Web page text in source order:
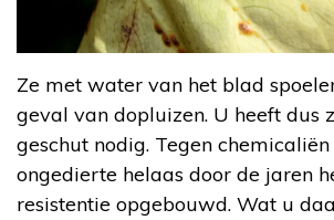
Ze met water van het blad
geval van dopluizen. U heeft dus
geschut nodig. Tegen
ongedierte helaas door de jaren
resistentie opgebouwd. Wat u